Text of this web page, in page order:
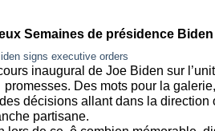
Semaines de présidence Biden
inaugural de Joe Biden sur
Des mots pour la
décisions allant dans la direction
partisane.